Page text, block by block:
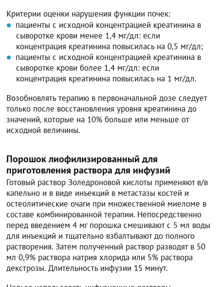
Критерии оценки нарушения функции почек:
пациенты с исходной концентрацией креатинина в
сыворотке крови менее 1,4 мг/дл: если
концентрация креатинина повысилась на 0,5 мг/дл;
пациенты с исходной концентрацией креатинина в
сыворотке крови более 1,4 мг/дл: если
концентрация креатинина повысилась на 1 мг/дл.
Возобновлять терапию в первоначальной дозе следует
только после восстановления уровня креатинина до
значений, которые на 10% больше или меньше от
исходной величины.
Порошок лиофилизированный для
приготовления раствора для инфузий
Готовый раствор Золедроновой кислоты применяют в/в
капельно и в виде инъекций в метастазы костей и
остеолитические очаги при множественной миеломе в
составе комбинированной терапии. Непосредственно
перед введением 4 мг порошка смешивают с 5 мл воды
для инъекций и тщательно взбалтывают до полного
растворения. Затем полученный раствор разводят в 50
мл 0,9% раствора натрия хлорида или 5% раствора
декстрозы. Длительность инфузии 15 минут.